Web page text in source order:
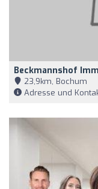
Beckmannshof
23,9km, Bochum
Adresse und